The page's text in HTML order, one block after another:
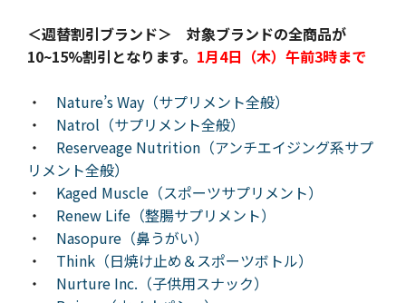
＜週替割引ブランド＞ 対象ブランドの全商品が
10~15%割引となります。 1月4日（木）午前3時まで
・ Nature’s Way（サプリメント全般）
・ Natrol（サプリメント全般）
・ Reserveage Nutrition（アンチエイジング系サプ
リメント全般）
・ Kaged Muscle（スポーツサプリメント）
・ Renew Life（整腸サプリメント）
・ Nasopure（鼻うがい）
・ Think（日焼け止め＆スポーツボトル）
・ Nurture Inc.（子供用スナック）